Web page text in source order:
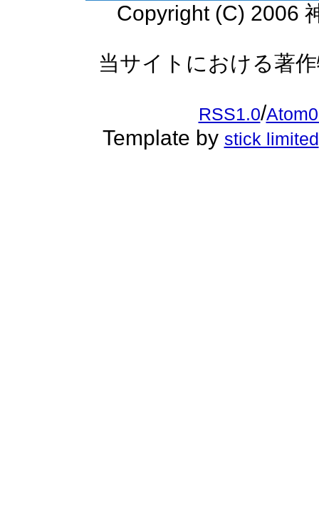
Copyright (C) 2006
当サイトにおける著
RSS1.0/
Template by stick limited